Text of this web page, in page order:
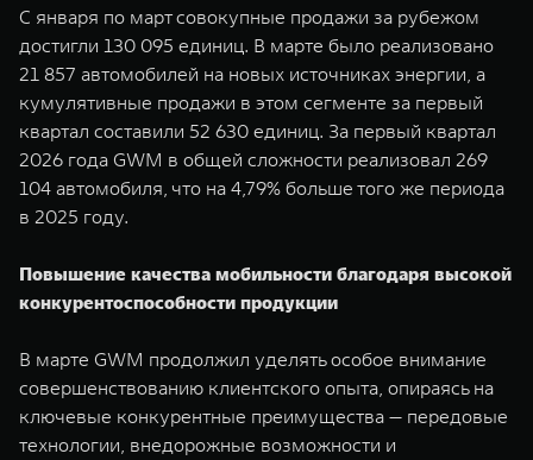
WEY 07
Расширяя границы комфорта
от 6 149 000 ₽
WEY 05
Эстетика
от 5 699
WEY 80
Масштаб возможностей
от 6 449 000 ₽
WEY 80
Масштаб
от 8 099
С января по март совокупные продажи за рубежом
достигли 130 095 единиц. В марте было реализовано
21 857 автомобилей на новых источниках энергии, а
кумулятивные продажи в этом сегменте за первый
квартал составили 52 630 единиц. За первый квартал
2026 года GWM в общей сложности реализовал 269
104 автомобиля, что на 4,79% больше того же периода
в 2025 году.
Повышение качества мобильности благодаря высокой
конкурентоспособности продукции
В марте GWM продолжил уделять особое внимание
совершенствованию клиентского опыта, опираясь на
ключевые конкурентные преимущества — передовые
технологии, внедорожные возможности и